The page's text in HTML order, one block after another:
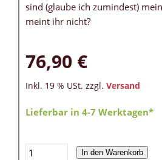
sind (glaube ich zumindest)
meint ihr nicht?
76,90 €
Inkl. 19 % USt. zzgl. Versand
Lieferbar in 4-7 Werktagen*
In den Warenkorb